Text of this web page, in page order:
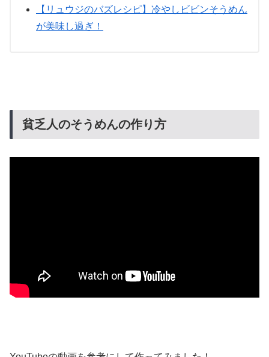
【リュウジのバズレシピ】冷やしビビンそうめん
が美味し過ぎ！
貧乏人のそうめんの作り方